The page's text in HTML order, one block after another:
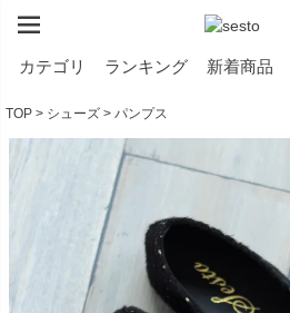
カテゴリ ランキング 新着商品
TOP シューズ パンプス